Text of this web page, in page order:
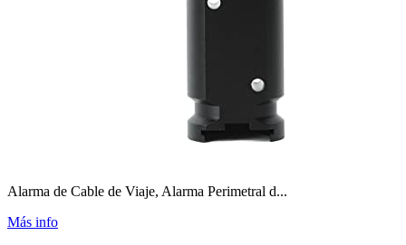
Alarma de Cable de Viaje, Alarma Perimetral d...
Más info